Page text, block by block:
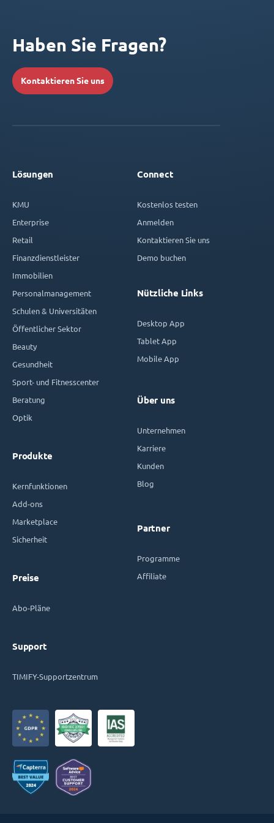
Haben Sie Fragen?
Kontaktieren Sie uns
Lösungen
KMU
Enterprise
Retail
Finanzdienstleister
Immobilien
Personalmanagement
Schulen & Universitäten
Öffentlicher Sektor
Beauty
Gesundheit
Sport- und Fitnesscenter
Beratung
Optik
Produkte
Kernfunktionen
Add-ons
Marketplace
Sicherheit
Preise
Abo-Pläne
Support
TIMIFY-Supportzentrum
Connect
Kostenlos testen
Anmelden
Kontaktieren Sie uns
Demo buchen
Nützliche Links
Desktop App
Tablet App
Mobile App
Über uns
Unternehmen
Karriere
Kunden
Blog
Partner
Programme
Affiliate